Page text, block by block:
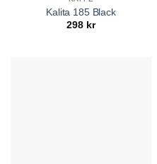
Kalita 185 Black
298 kr